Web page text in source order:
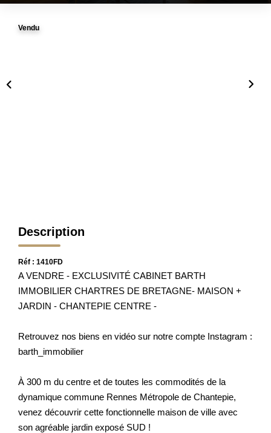
Vendu
Description
Réf : 1410FD
A VENDRE - EXCLUSIVITÉ CABINET BARTH
IMMOBILIER CHARTRES DE BRETAGNE- MAISON +
JARDIN - CHANTEPIE CENTRE -
Retrouvez nos biens en vidéo sur notre compte Instagram :
barth_immobilier
À 300 m du centre et de toutes les commodités de la
dynamique commune Rennes Métropole de Chantepie,
venez découvrir cette fonctionnelle maison de ville avec
son agréable jardin exposé SUD !